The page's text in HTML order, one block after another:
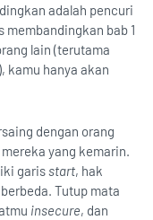
adalah pencuri
bab 1
lain (terutama
kamu hanya akan
dengan orang
yang kemarin.
garisstart, hak
Tutup mata
insecure, dan